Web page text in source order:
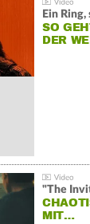
Ein
SO
DER
"The
MIT…